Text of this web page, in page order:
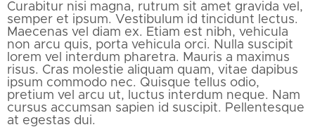
Curabitur nisi magna, rutrum sit amet gravida vel,
semper et ipsum. Vestibulum id tincidunt lectus.
Maecenas vel diam ex. Etiam est nibh, vehicula
non arcu quis, porta vehicula orci. Nulla suscipit
lorem vel interdum pharetra. Mauris a maximus
risus. Cras molestie aliquam quam, vitae dapibus
ipsum commodo nec. Quisque tellus odio,
pretium vel arcu ut, luctus interdum neque. Nam
cursus accumsan sapien id suscipit. Pellentesque
at egestas dui.